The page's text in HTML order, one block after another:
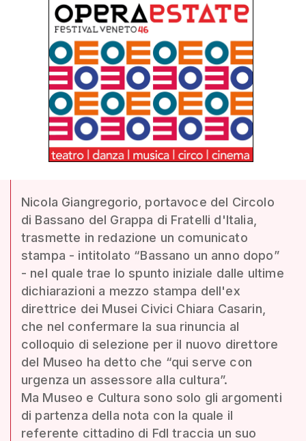
Nicola Giangregorio, portavoce del Circolo
di Bassano del Grappa di Fratelli d'Italia,
trasmette in redazione un comunicato
stampa - intitolato “Bassano un anno dopo”
- nel quale trae lo spunto iniziale dalle ultime
dichiarazioni a mezzo stampa dell'ex
direttrice dei Musei Civici Chiara Casarin,
che nel confermare la sua rinuncia al
colloquio di selezione per il nuovo direttore
del Museo ha detto che “qui serve con
urgenza un assessore alla cultura”.
Ma Museo e Cultura sono solo gli argomenti
di partenza della nota con la quale il
referente cittadino di FdI traccia un suo